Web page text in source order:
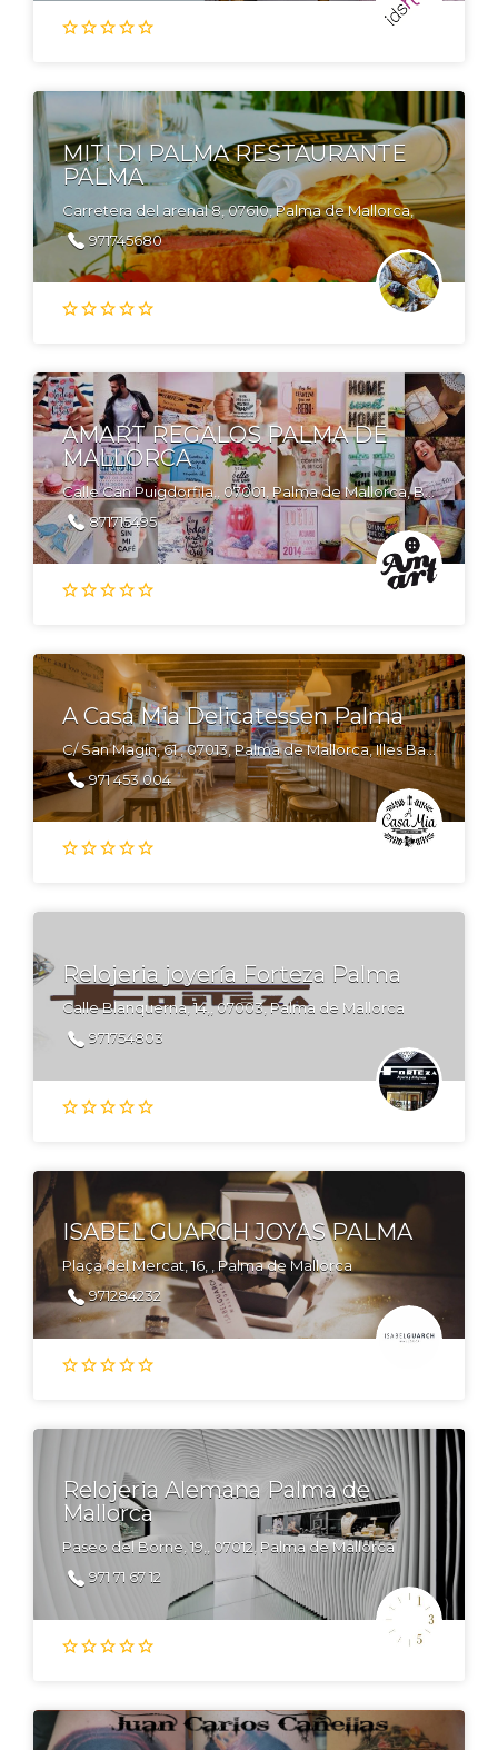
MITI DI PALMA RESTAURANTE
PALMA
Carretera del arenal 8, 07610, Palma de Mallorca,
971745680
AMART REGALOS PALMA DE
MALLORCA
Calle Can Puigdorfila,, 07001, Palma de Mallorca, Baleares
871715495
A Casa Mia Delicatessen Palma
C/ San Magín, 61 , 07013, Palma de Mallorca, Illes Balears
971 453 004
Relojeria joyería Forteza Palma
Calle Blanquerna, 14,, 07003, Palma de Mallorca
971754803
ISABEL GUARCH JOYAS PALMA
Plaça del Mercat, 16, , Palma de Mallorca
971284232
Relojeria Alemana Palma de
Mallorca
Paseo del Borne, 19,, 07012, Palma de Mallorca
971 71 67 12